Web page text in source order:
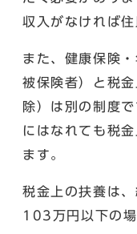
収入がなければ
また、健康保険
被保険者）と税
除）は別の制度
にはなれても税
ます。
税金上の扶養は
103万円以下の場